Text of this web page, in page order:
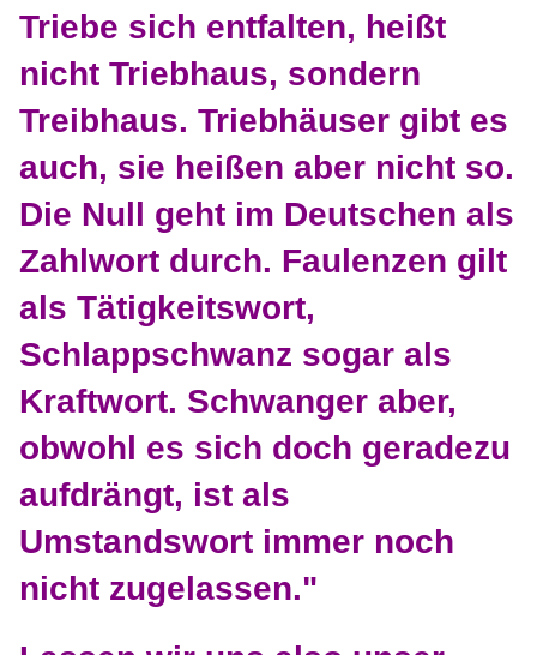
Triebe sich entfalten, heißt
nicht Triebhaus, sondern
Treibhaus. Triebhäuser gibt es
auch, sie heißen aber nicht so.
Die Null geht im Deutschen als
Zahlwort durch. Faulenzen gilt
als Tätigkeitswort,
Schlappschwanz sogar als
Kraftwort. Schwanger aber,
obwohl es sich doch geradezu
aufdrängt, ist als
Umstandswort immer noch
nicht zugelassen."